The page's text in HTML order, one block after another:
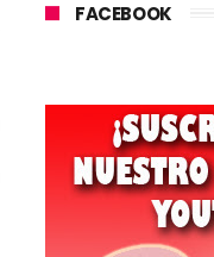
FACEBOOK